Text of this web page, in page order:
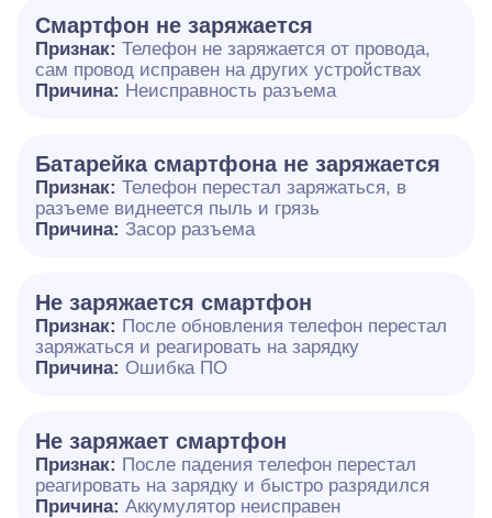
Смартфон не заряжается
Признак: Телефон не заряжается от провода,
сам провод исправен на других устройствах
Причина: Неисправность разъема
Батарейка смартфона не заряжается
Признак: Телефон перестал заряжаться, в
разъеме виднеется пыль и грязь
Причина: Засор разъема
Не заряжается смартфон
Признак: После обновления телефон перестал
заряжаться и реагировать на зарядку
Причина: Ошибка ПО
Не заряжает смартфон
Признак: После падения телефон перестал
реагировать на зарядку и быстро разрядился
Причина: Аккумулятор неисправен